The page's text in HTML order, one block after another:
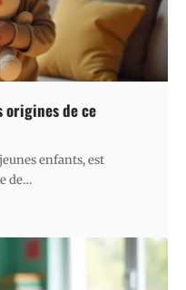
origines de ce
enfants, est
de…